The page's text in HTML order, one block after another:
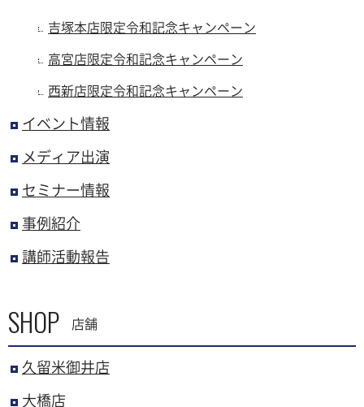
吉塚本店限定令和記念キャンペーン
高宮店限定令和記念キャンペーン
西新店限定令和記念キャンペーン
イベント情報
メディア出演
セミナー情報
事例紹介
講師活動報告
SHOP 店舗
久留米御井店
大橋店